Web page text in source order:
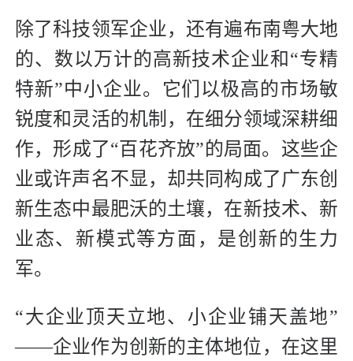
除了科技领军企业，还有遍布南粤大地
的、数以万计的高新技术企业和“专精
特新”中小企业。它们以极高的市场敏
锐度和灵活的机制，在细分领域深耕细
作，形成了“百花齐放”的局面。这些企
业或许声名不显，却共同构成了广东创
新生态中最肥沃的土壤，在新技术、新
业态、新模式等方面，是创新的生力
军。
“大企业顶天立地、小企业铺天盖地”
——企业作为创新的主体地位，在这里